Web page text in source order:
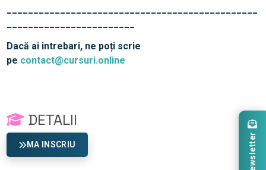
Dacă ai intrebari, ne poți scrie
pe contact@cursuri.online
DETALII
MA INSCRIU Newsletter